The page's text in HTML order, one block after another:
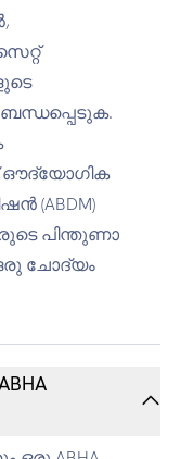
ഔദ്യോഗിക
(ABDM)
പിന്തുണാ
ചോദ്യം